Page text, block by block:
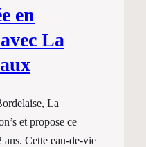
en
La
La
et propose ce
Cette eau-de-vie